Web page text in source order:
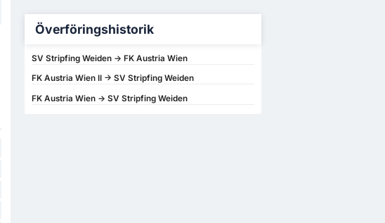
Överföringshistorik
SV Stripfing Weiden -> FK Austria Wien
FK Austria Wien II -> SV Stripfing Weiden
FK Austria Wien -> SV Stripfing Weiden